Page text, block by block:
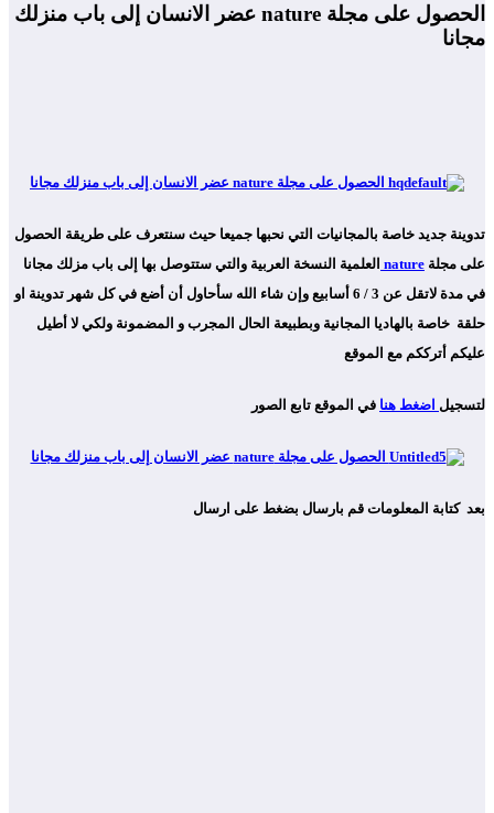
الحصول على مجلة nature عضر الانسان إلى باب منزلك
مجانا
تدوينة جديد خاصة بالمجانيات التي نحبها جميعا حيث سنتعرف على طريقة الحصول
على مجلة nature العلمية النسخة العربية والتي ستتوصل بها إلى باب مزلك مجانا
في مدة لاتقل عن 3 / 6 أسابيع وإن شاء الله سأحاول أن أضع في كل شهر تدوينة او
حلقة خاصة بالهاديا المجانية وبطبيعة الحال المجرب و المضمونة ولكي لا أطيل
عليكم أترككم مع الموقع
لتسجيل اضغط هنا في الموقع تابع الصور
بعد كتابة المعلومات قم بارسال بضغط على ارسال